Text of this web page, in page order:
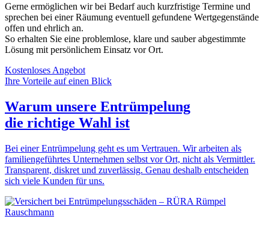
Gerne ermöglichen wir bei Bedarf auch kurzfristige Termine und
sprechen bei einer Räumung eventuell gefundene Wertgegenstände
offen und ehrlich an.
So erhalten Sie eine problemlose, klare und sauber abgestimmte
Lösung mit persönlichem Einsatz vor Ort.
Kostenloses Angebot
Ihre Vorteile auf einen Blick
Warum unsere Entrümpelung
die richtige Wahl ist
Bei einer Entrümpelung geht es um Vertrauen. Wir arbeiten als
familiengeführtes Unternehmen selbst vor Ort, nicht als Vermittler.
Transparent, diskret und zuverlässig. Genau deshalb entscheiden
sich viele Kunden für uns.